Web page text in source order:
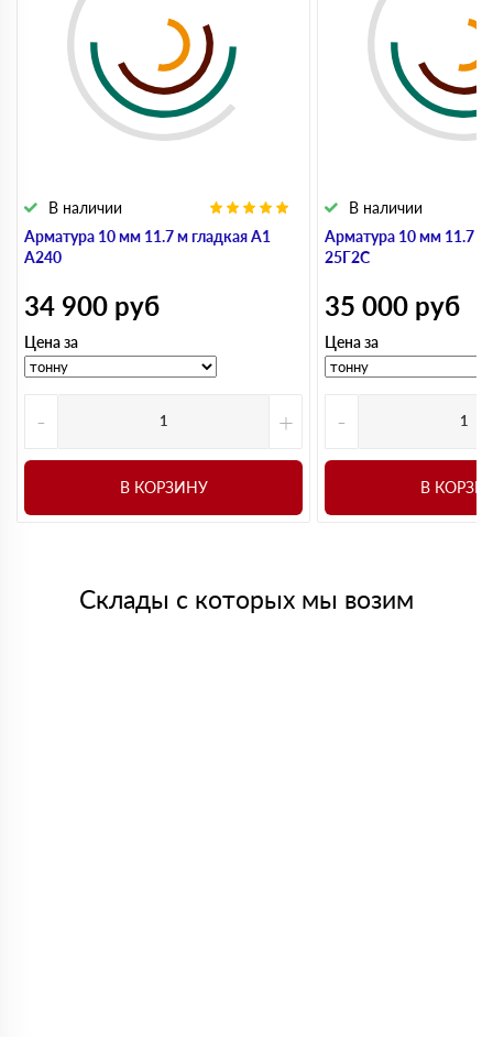
Арматура 10 мм 11.7 м гладкая А1
А240
В наличии
34 900 руб
Цена за
- +
В КОРЗИНУ
Арматура 10 мм 11.7 м
25Г2С
В наличии
35 000 руб
Цена за
-
В
Склады с которых мы возим